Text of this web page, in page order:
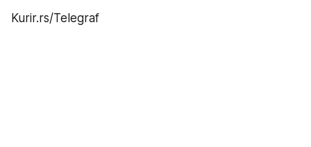
Kurir.rs/Telegraf